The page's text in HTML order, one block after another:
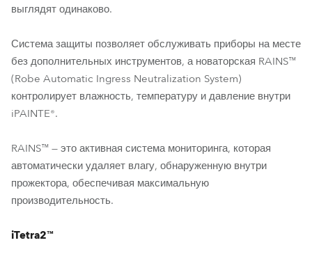
выглядят одинаково.
Система защиты позволяет обслуживать приборы на месте
без дополнительных инструментов, а новаторская RAINS™
(Robe Automatic Ingress Neutralization System)
контролирует влажность, температуру и давление внутри
iPAINTE®.
RAINS™ — это активная система мониторинга, которая
автоматически удаляет влагу, обнаруженную внутри
прожектора, обеспечивая максимальную
производительность.
iTetra2™